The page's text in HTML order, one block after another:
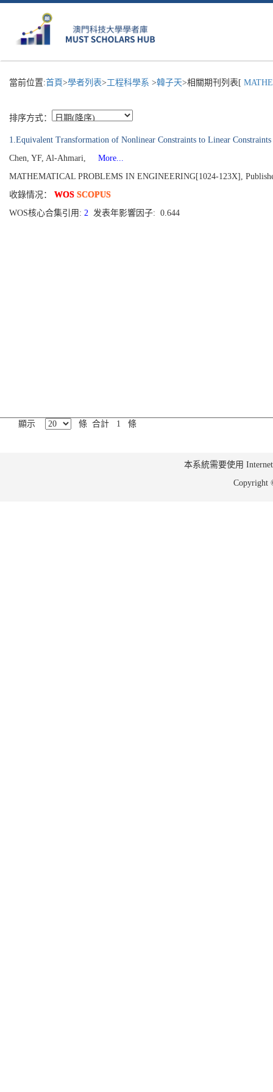
當前位置:首頁>學者列表>工程科學系 >韓子天>相關期刊列表[
排序方式：
1.Equivalent Transformation of Nonlinear Constraints to Linear
Chen, YF, Al-Ahmari,
More...
MATHEMATICAL PROBLEMS IN ENGINEERING[1024-123X],
收錄情况： WOS SCOPUS
WOS核心合集引用: 2 发表年影響因子: 0.644
顯示 條 合計 1 條
本系統需要使用
Copyright